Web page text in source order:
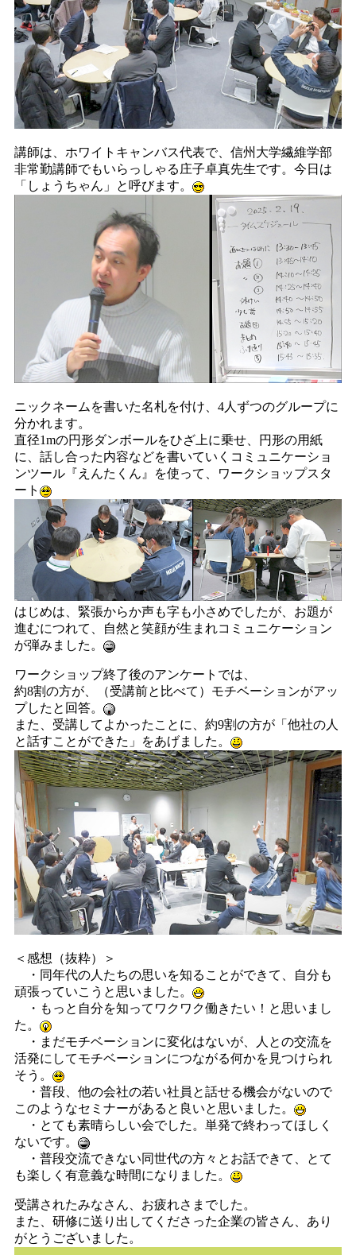
講師は、ホワイトキャンバス代表で、信州大学繊維学部
非常勤講師でもいらっしゃる庄子卓真先生です。今日は
「しょうちゃん」と呼びます。
ニックネームを書いた名札を付け、4人ずつのグループに
分かれます。
直径1mの円形ダンボールをひざ上に乗せ、円形の用紙
に、話し合った内容などを書いていくコミュニケーショ
ンツール『えんたくん』を使って、ワークショップスタ
ート
はじめは、緊張からか声も字も小さめでしたが、お題が
進むにつれて、自然と笑顔が生まれコミュニケーション
が弾みました。
ワークショップ終了後のアンケートでは、
約8割の方が、（受講前と比べて）モチベーションがアッ
プしたと回答。
また、受講してよかったことに、約9割の方が「他社の人
と話すことができた」をあげました。
＜感想（抜粋）＞
・同年代の人たちの思いを知ることができて、自分も
頑張っていこうと思いました。
・もっと自分を知ってワクワク働きたい！と思いまし
た。
・まだモチベーションに変化はないが、人との交流を
活発にしてモチベーションにつながる何かを見つけられ
そう。
・普段、他の会社の若い社員と話せる機会がないので
このようなセミナーがあると良いと思いました。
・とても素晴らしい会でした。単発で終わってほしく
ないです。
・普段交流できない同世代の方々とお話できて、とて
も楽しく有意義な時間になりました。
受講されたみなさん、お疲れさまでした。
また、研修に送り出してくださった企業の皆さん、あり
がとうございました。